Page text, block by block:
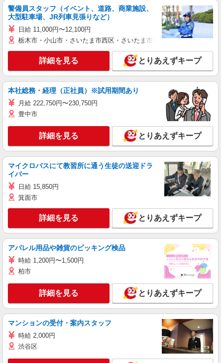
警備員スタッフ（イベント、道路、商業施設、
大型駐車場、JR列車見張りなど）
日給 11,000円〜12,100円
栃木市・小山市・さいたま市西区・さいたま市岩槻区・久喜市・蓮田
詳細を見る とりあえずキープ
本社総務・経理（正社員）※試用期間あり
月給 222,750円〜230,750円
豊中市
詳細を見る とりあえずキープ
マイクロバスにて教習所に通う生徒の送迎ドラ
イバー
日給 15,850円
箕面市
詳細を見る とりあえずキープ
アパレル用品や雑貨のピッキング検品
時給 1,200円〜1,500円
柏市
詳細を見る とりあえずキープ
マンションの受付・案内スタッフ
時給 2,000円
渋谷区